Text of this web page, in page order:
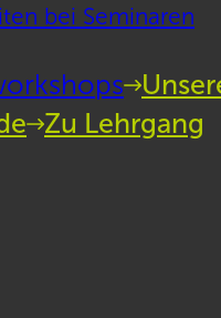
bei Seminaren
Zu Lehrgang